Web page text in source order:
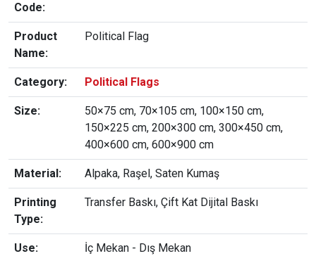
Code:
Product
Name:
Political Flag
Category: Political Flags
Size:
50×75 cm, 70×105 cm, 100×150 cm,
150×225 cm, 200×300 cm, 300×450 cm,
400×600 cm, 600×900 cm
Material: Alpaka, Raşel, Saten Kumaş
Printing
Type:
Transfer Baskı, Çift Kat Dijital Baskı
Use: İç Mekan - Dış Mekan